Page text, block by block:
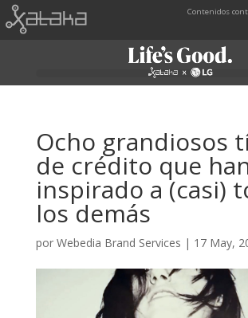
Contenidos
Ocho grandiosos
de crédito que
inspirado a (casi)
los demás
por Webedia Brand Services | 17 May,